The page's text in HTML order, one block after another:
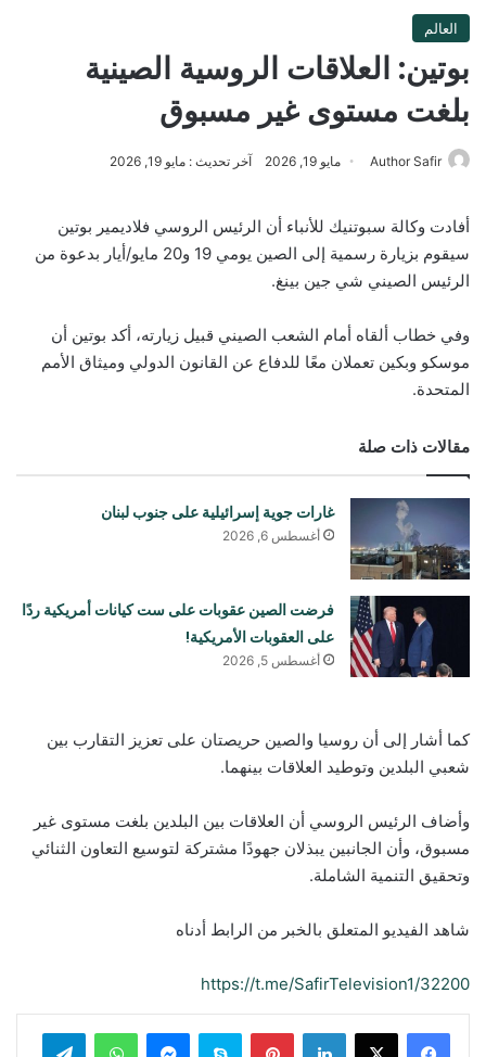
العالم
بوتين: العلاقات الروسية الصينية
بلغت مستوى غير مسبوق
Author Safir مايو 19, 2026 آخر تحديث : مايو 19, 2026
أفادت وكالة سبوتنيك للأنباء أن الرئيس الروسي فلاديمير بوتين
سيقوم بزيارة رسمية إلى الصين يومي 19 و20 مايو/أيار بدعوة من
الرئيس الصيني شي جين بينغ.
وفي خطاب ألقاه أمام الشعب الصيني قبيل زيارته، أكد بوتين أن
موسكو وبكين تعملان معًا للدفاع عن القانون الدولي وميثاق الأمم
المتحدة.
مقالات ذات صلة
غارات جوية إسرائيلية على جنوب لبنان
أغسطس 6, 2026
فرضت الصين عقوبات على ست كيانات أمريكية ردًا
على العقوبات الأمريكية!
أغسطس 5, 2026
كما أشار إلى أن روسيا والصين حريصتان على تعزيز التقارب بين
شعبي البلدين وتوطيد العلاقات بينهما.
وأضاف الرئيس الروسي أن العلاقات بين البلدين بلغت مستوى غير
مسبوق، وأن الجانبين يبذلان جهودًا مشتركة لتوسيع التعاون الثنائي
وتحقيق التنمية الشاملة.
شاهد الفيديو المتعلق بالخبر من الرابط أدناه
https://t.me/SafirTelevision1/32200
لينكدإن بينتيريستسكايب ماسنجر واتساب تيلقرام